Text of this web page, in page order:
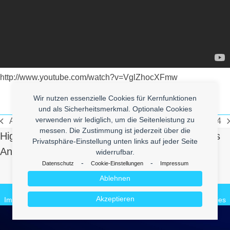
Wir nutzen essenzielle Cookies für Kernfunktionen
und als Sicherheitsmerkmal. Optionale Cookies
verwenden wir lediglich, um die Seitenleistung zu
messen. Die Zustimmung ist jederzeit über die
Privatsphäre-Einstellung unten links auf jeder Seite
widerrufbar.
Datenschutz - Cookie-Einstellungen - Impressum
Akzeptieren
Ablehnen
http://www.youtube.com/watch?v=VglZhocXFmw
vorheriger
Beitrag:
Ana Johnsson- Coz I Can
Nächster
Beitrag:
Alexander Seitz Hacks GTA 4
High Quality Uberlol Content for You. Contact us
And Send Us Yours!
Make it Lol
© 2026enym - medienkompetenz
Impressum
enym.comCuteBlog Cookies